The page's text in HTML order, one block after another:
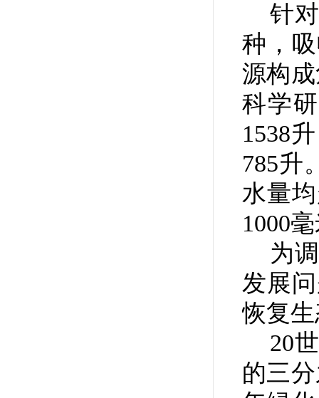
针对
种，
源构
科学
1538
785升
水量
1000
为调
发展
恢复
20世
的三